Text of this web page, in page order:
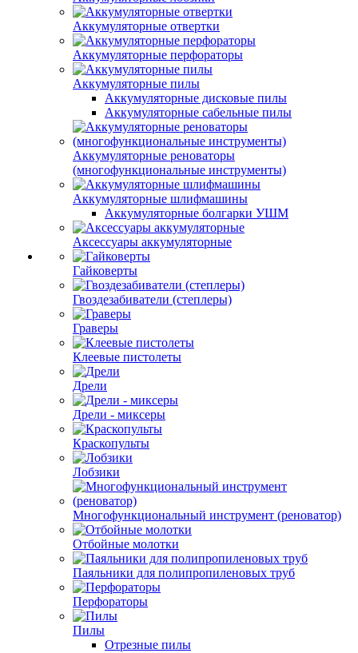
Аккумуляторные отвертки
Аккумуляторные перфораторы
Аккумуляторные пилы
Аккумуляторные дисковые пилы
Аккумуляторные сабельные пилы
Аккумуляторные реноваторы
(многофункциональные инструменты)
Аккумуляторные шлифмашины
Аккумуляторные болгарки УШМ
Аксессуары аккумуляторные
Гайковерты
Гвоздезабиватели (степлеры)
Граверы
Клеевые пистолеты
Дрели
Дрели - миксеры
Краскопульты
Лобзики
Многофункциональный инструмент (реноватор)
Отбойные молотки
Паяльники для полипропиленовых труб
Перфораторы
Пилы
Отрезные пилы